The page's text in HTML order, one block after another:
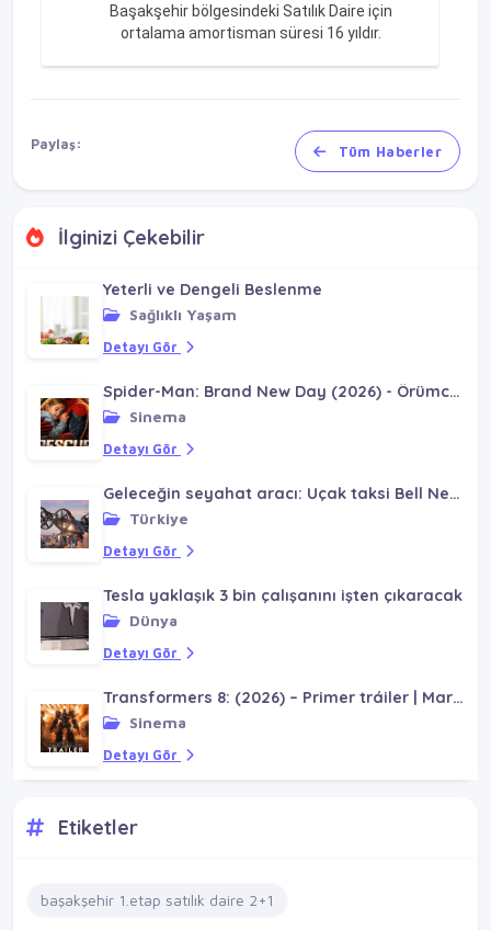
Başakşehir bölgesindeki Satılık Daire için
ortalama amortisman süresi 16 yıldır.
Paylaş: Tüm Haberler
İlginizi Çekebilir
Yeterli ve Dengeli Beslenme
Sağlıklı Yaşam
Detayı Gör
Spider-Man: Brand New Day (2026) - Örümcek Adam: Yepyeni Bir Gün (2026)
Sinema
Detayı Gör
Geleceğin seyahat aracı: Uçak taksi Bell Nexus
Türkiye
Detayı Gör
Tesla yaklaşık 3 bin çalışanını işten çıkaracak
Dünya
Detayı Gör
Transformers 8: (2026) – Primer tráiler | Mark Wahlberg, Megan Fox
Sinema
Detayı Gör
Etiketler
başakşehir 1.etap satılık daire 2+1